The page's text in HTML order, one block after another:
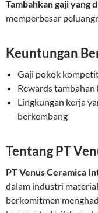
Tambahkan gaji yang
memperbesar
Keuntungan
Gaji pokok
Rewards
Lingkungan kerja
berkembang
Tentang PT
PT Venus Ceramica
dalam industri
berkomitmen